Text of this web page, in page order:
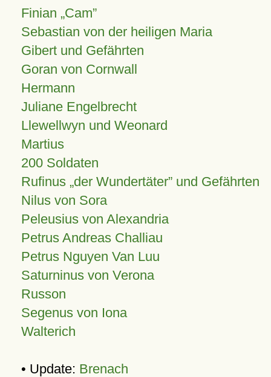
Finian Cam
Sebastian von der heiligen Maria
Gibert und Gefährten
Goran von Cornwall
Hermann
Juliane Engelbrecht
Llewellwyn und Weonard
Martius
200 Soldaten
Rufinus „der Wundertäter” und Gefährten
Nilus von Sora
Peleusius von Alexandria
Petrus Andreas Challiau
Petrus Nguyen Van Luu
Saturninus von Verona
Russon
Segenus von Iona
Walterich
• Update: Brenach